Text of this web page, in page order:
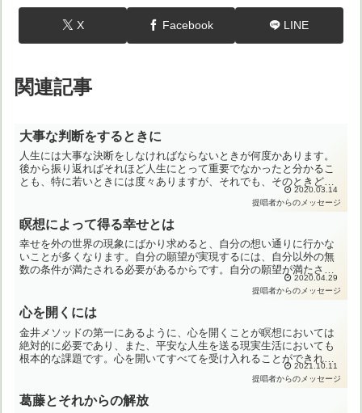
X Facebook LINE
関連記事
大事な判断をするときに
人生には大事な決断をしなければならないときが何度かあります。
後から振り返ればそれほど人生にとって重要でなかったと分かるこ
とも、特に若いときには度々ありますが、それでも、そのときどき
その時の自分が判断しなければなりませんから、どのような人に
2020.03.14
提唱者からのメッセージ
瞑想によって得る幸せとは
幸せを外の世界の現象にばかり求めると、自分の想い通りに行かな
いことが多くなります。自分の願望が実現するには、自分以外の無
数の条件が満たされる必要があるからです。自分の願望が満たされ
ない、時として傷つく、そういうことが起きると多くの人が、心
2020.04.29
提唱者からのメッセージ
心を開くには
金井メソッドの第一にあるように、心を開くことが瞑想においては
絶対的に必要であり、また、平安な人生を送る現実生活においても
根本的な課題です。心を開いてすべてを受け入れることができれ
ば、それ以上求めるべきものはありません。しかし心を開くことは
2021.10.11
提唱者からのメッセージ
葛藤とそれからの解放